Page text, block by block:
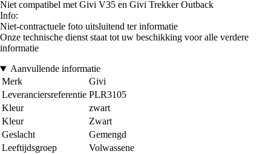
Niet compatibel met Givi V35 en Givi Trekker Outback
Info:
Niet-contractuele foto uitsluitend ter informatie
Onze technische dienst staat tot uw beschikking voor alle verdere
informatie
Aanvullende informatie
Merk
Givi
Leveranciersreferentie PLR3105
Kleur
zwart
Kleur
Zwart
Geslacht
Gemengd
Leeftijdsgroep
Volwassene